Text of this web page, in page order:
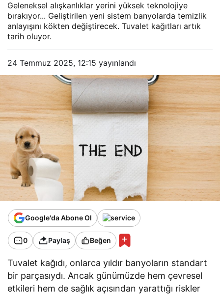
Geleneksel alışkanlıklar yerini yüksek teknolojiye
bırakıyor... Geliştirilen yeni sistem banyolarda temizlik
anlayışını kökten değiştirecek. Tuvalet kağıtları artık
tarih oluyor.
24 Temmuz 2025, 12:15 yayınlandı
Google'da Abone Ol
0 Paylaş Beğen
Tuvalet kağıdı, onlarca yıldır banyoların standart
bir parçasıydı. Ancak günümüzde hem çevresel
etkileri hem de sağlık açısından yarattığı riskler